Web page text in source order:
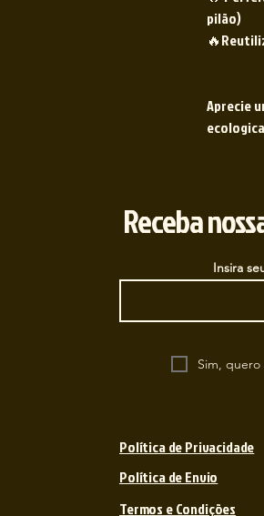
pilão)
Aprecie
Receba
Insira
Sim,
Política de Privacidade
Política de Envio
Termos e Condições